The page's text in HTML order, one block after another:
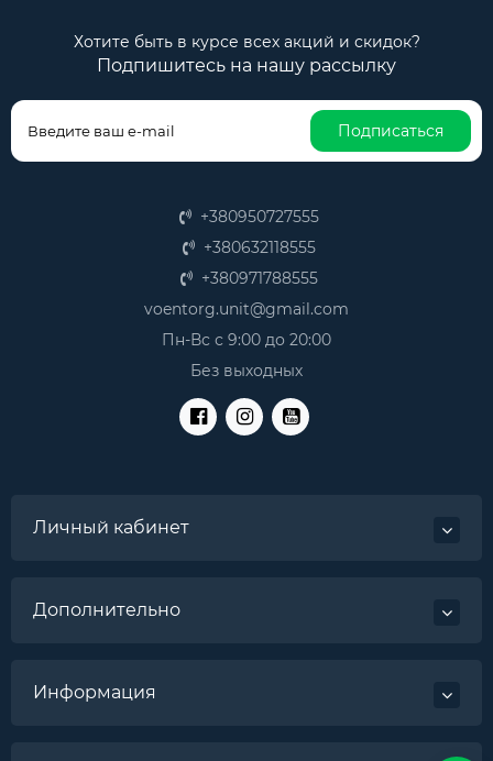
Хотите быть в курсе всех акций и скидок?
Подпишитесь на нашу рассылку
Подписаться
+380950727555
+380632118555
+380971788555
voentorg.unit@gmail.com
Пн-Вс с 9:00 до 20:00
Без выходных
Личный кабинет
Дополнительно
Информация